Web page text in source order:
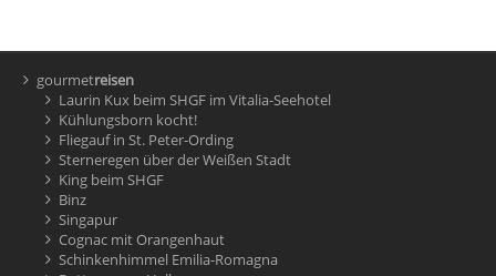
gourmetreisen
Laurin Kux beim SHGF im Vitalia-Seehotel
Kühlungsborn kocht!
Fliegauf in St. Peter-Ording
Sterneregen über der Weißen Stadt
King beim SHGF
Binz
Singapur
Cognac mit Orangenhaut
Schinkenhimmel Emilia-Romagna